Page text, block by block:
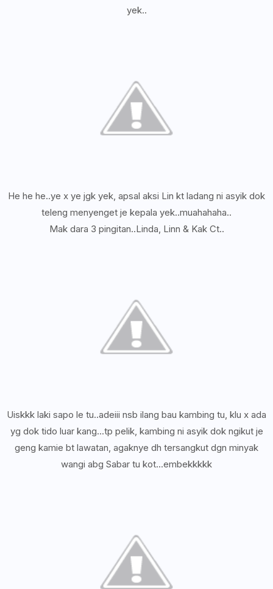
yek..
He he he..ye x ye jgk yek, apsal aksi Lin kt ladang ni asyik dok
teleng menyenget je kepala yek..muahahaha..
Mak dara 3 pingitan..Linda, Linn & Kak Ct..
Uiskkk laki sapo le tu..adeiii nsb ilang bau kambing tu, klu x ada
yg dok tido luar kang...tp pelik, kambing ni asyik dok ngikut je
geng kamie bt lawatan, agaknye dh tersangkut dgn minyak
wangi abg Sabar tu kot...embekkkkk